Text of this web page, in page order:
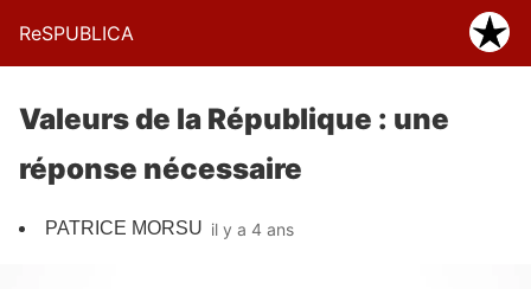
ReSPUBLICA
Valeurs de la République : une
réponse nécessaire
PATRICE MORSU il y a 4 ans